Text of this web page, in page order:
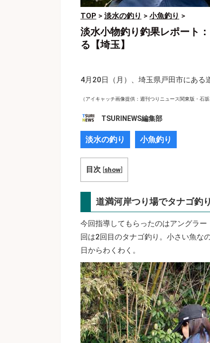
TOP > 淡水の釣り > 小魚釣り >
淡水小物釣り釣果レポート
る【埼玉】
4月20日（月）、埼玉県戸田市にある
（アイキャッチ画像提供：週刊つりニュース関東版・石坂
TSURINEWS編集部
淡水の釣り 小魚釣り
目次 [show]
道満河岸つり場でタナゴ釣り
今回指導してもらったのはアングラ
回は2回目のタナゴ釣り。小さい魚な
日からわくわく。